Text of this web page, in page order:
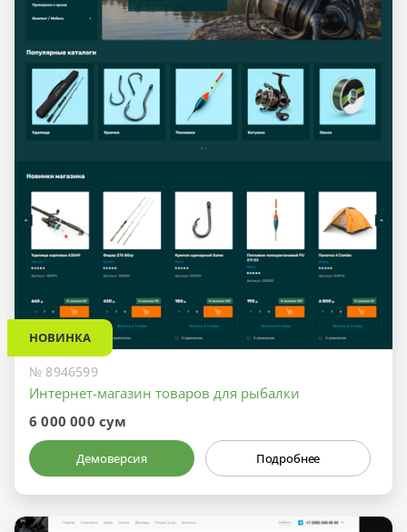
НОВИНКА
№ 8946599
Интернет-магазин товаров для рыбалки
6 000 000 сум
Демоверсия Подробнее